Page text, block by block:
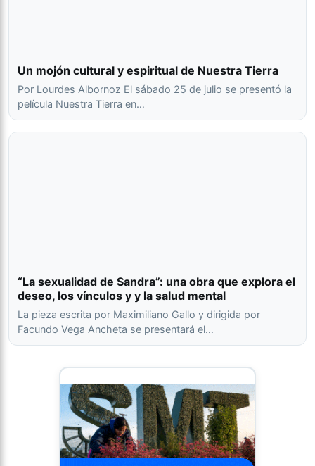
Un mojón cultural y espiritual de Nuestra Tierra
Por Lourdes Albornoz El sábado 25 de julio se presentó la
película Nuestra Tierra en…
“La sexualidad de Sandra”: una obra que explora el
deseo, los vínculos y y la salud mental
La pieza escrita por Maximiliano Gallo y dirigida por
Facundo Vega Ancheta se presentará el…